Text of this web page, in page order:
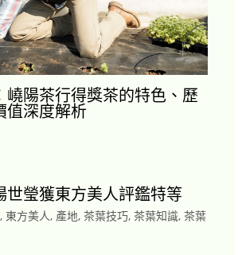
嶢陽茶行得獎茶的特色、歷
值深度解析
世瑩獲東方美人評鑑特等
, 東方美人, 產地, 茶葉技巧, 茶葉知識, 茶葉